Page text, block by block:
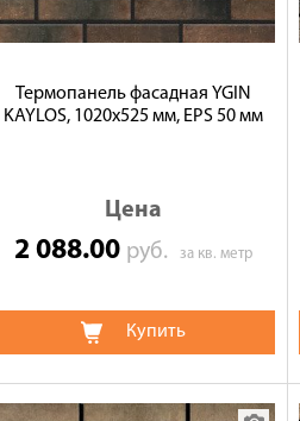
Термопанель фасадная YGIN
KAYLOS, 1020х525 мм, EPS 50 мм
Цена
2 088.00 руб. за кв. метр
Купить